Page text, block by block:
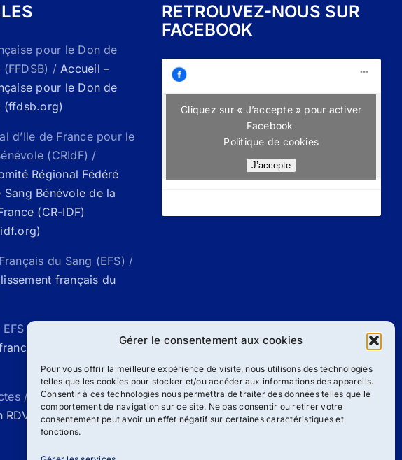
Gérer le consentement aux cookies
Pour vous offrir la meilleure expérience de visite, nous utilisons des technologies
telles que les cookies pour stocker et/ou accéder aux informations des appareils.
Consentir à ces technologies nous permettra de traiter des données telles que le
comportement de navigation sur ce site. Ne pas consentir ou retirer votre
consentement peut avoir un effet négatif sur certaines caractéristiques et
fonctions.
pour le Don de
(FFDSB) / Accueil –
pour le Don de
(ffdsb.org)
d’Ile de France pour le
(CRIdF) /
Régional Fédéré
Bénévole de la
(CR-IDF)
du Sang (EFS) /
français du
Santé /
du sang
/ Mon rdv / Liste des
Don de Sang
RETROUVEZ-NOUS SUR
FACEBOOK
Cliquez sur « J’accepte » pour activer
Facebook
Politique de cookies
J’accepte